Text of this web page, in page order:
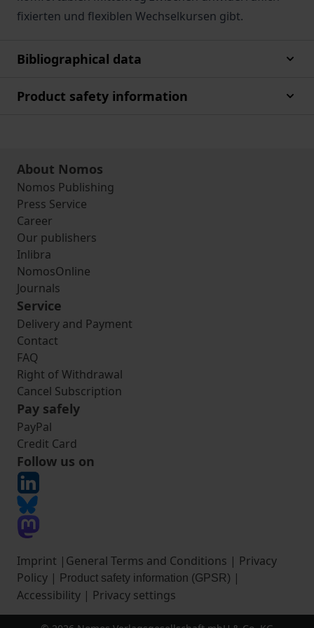
fixierten und flexiblen Wechselkursen gibt.
Bibliographical data
Product safety information
About Nomos
Nomos Publishing
Press Service
Career
Our publishers
Inlibra
NomosOnline
Journals
Service
Delivery and Payment
Contact
FAQ
Right of Withdrawal
Cancel Subscription
Pay safely
PayPal
Credit Card
Follow us on
Imprint | General Terms and Conditions | Privacy
Policy | Product safety information (GPSR) |
Accessibility | Privacy settings